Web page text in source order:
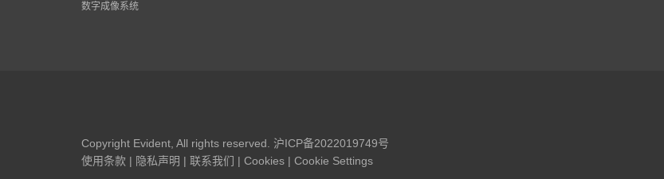
数字成像系统
Copyright Evident, All rights reserved. 沪ICP备2022019749号
使用条款 | 隐私声明 | 联系我们 | Cookies | Cookie Settings